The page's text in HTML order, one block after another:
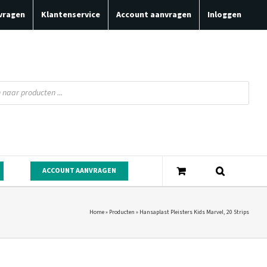
Klantenservice Account aanvragen Inloggen
ACCOUNT AANVRAGEN
Home» Producten » Hansaplast Pleisters Kids Marvel, 20 Strips